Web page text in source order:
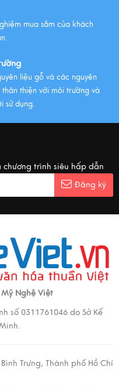
mua sắm của khách
liệu gỗ và các nguyên
thân thiện với môi trường và
sử dụng.
trình siêu hấp dẫn
Đăng ký
Nghệ Việt
số 0311761046 do Sở Kế
Trưng, Thành phố Hồ Chí